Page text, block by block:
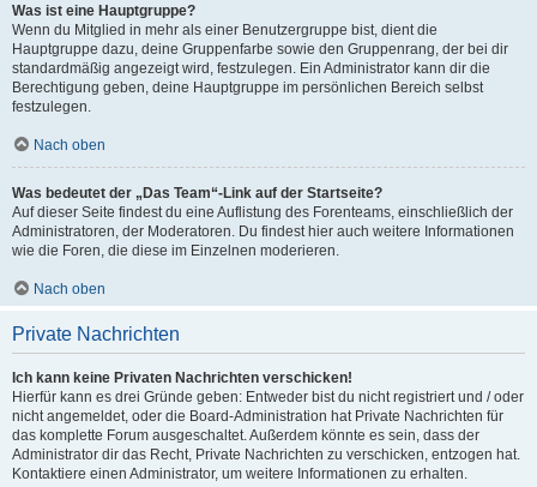
Was ist eine Hauptgruppe?
Wenn du Mitglied in mehr als einer Benutzergruppe bist, dient die
Hauptgruppe dazu, deine Gruppenfarbe sowie den Gruppenrang, der bei dir
standardmäßig angezeigt wird, festzulegen. Ein Administrator kann dir die
Berechtigung geben, deine Hauptgruppe im persönlichen Bereich selbst
festzulegen.
Nach oben
Was bedeutet der „Das Team“-Link auf der Startseite?
Auf dieser Seite findest du eine Auflistung des Forenteams, einschließlich der
Administratoren, der Moderatoren. Du findest hier auch weitere Informationen
wie die Foren, die diese im Einzelnen moderieren.
Nach oben
Private Nachrichten
Ich kann keine Privaten Nachrichten verschicken!
Hierfür kann es drei Gründe geben: Entweder bist du nicht registriert und / oder
nicht angemeldet, oder die Board-Administration hat Private Nachrichten für
das komplette Forum ausgeschaltet. Außerdem könnte es sein, dass der
Administrator dir das Recht, Private Nachrichten zu verschicken, entzogen hat.
Kontaktiere einen Administrator, um weitere Informationen zu erhalten.